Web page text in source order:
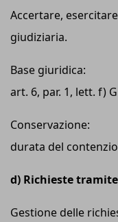
Accertare,
giudiziaria.
Base giuridica:
art. 6, par. 1, lett. f)
Conservazione:
durata del
d) Richieste
Gestione delle